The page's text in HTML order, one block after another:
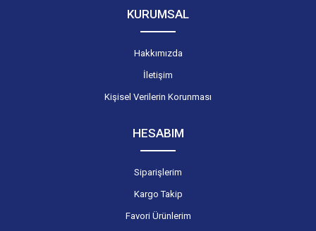
KURUMSAL
Hakkımızda
İletişim
Kişisel Verilerin Korunması
HESABIM
Siparişlerim
Kargo Takip
Favori Ürünlerim